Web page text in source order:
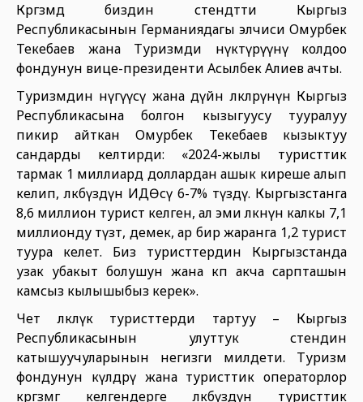
Көргөзмөдө биздин стендтти Кыргыз
Республикасынын Германиядагы элчиси Омурбек
Текебаев жана Туризмди өнүктүрүүнү колдоо
фондунун вице-президенти Асылбек Алиев ачты.
Туризмдин өнүгүүсү жана дүйнө өлкөлөрүнүн Кыргыз
Республикасына болгон кызыгуусу тууралуу
пикир айткан Омурбек Текебаев кызыктуу
сандарды келтирди: «2024-жылы туристтик
тармак 1 миллиард доллардан ашык киреше алып
келип, өлкөбүздүн ИДӨсү 6-7% түздү. Кыргызстанга
8,6 миллион турист келген, ал эми өлкөнүн калкы 7,1
миллионду түзөт, демек, ар бир жаранга 1,2 турист
туура келет. Биз туристтердин Кыргызстанда
узак убакыт болушун жана көп акча сарпташын
камсыз кылышыбыз керек».
Чет өлкөлүк туристтерди тартуу – Кыргыз
Республикасынын улуттук стендин
катышуучуларынын негизги милдети. Туризм
фондунун өкүлдөрү жана туристтик операторлор
көргөзмөгө келгендерге өлкөбүздүн туристтик